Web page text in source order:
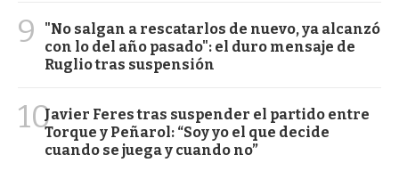
9
"No salgan a rescatarlos de nuevo, ya alcanzó
con lo del año pasado": el duro mensaje de
Ruglio tras suspensión
10Javier Feres tras suspender el partido entre
Torque y Peñarol: “Soy yo el que decide
cuando se juega y cuando no”